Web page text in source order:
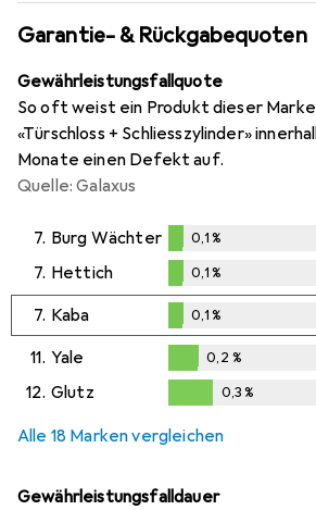
Garantie- & Rückgabequoten
Gewährleistungsfallquote
So oft weist ein Produkt dieser
«Türschloss + Schliesszylinder»
Monate einen Defekt auf.
Quelle: Galaxus
7. Burg Wächter
%
0,1%
7. Hettich
0,1%
0,1%
7. Kaba
0,1%
0,1%
11. Yale
0,2%
0,2 %
12. Glutz 0,3%
Alle 18 Marken vergleichen
Gewährleistungsfalldauer